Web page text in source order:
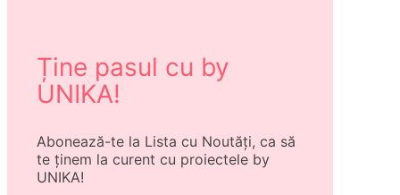
Ține pasul cu by
UNIKA!
Abonează-te la Lista cu Noutăți, ca să
te ținem la curent cu proiectele by
UNIKA!